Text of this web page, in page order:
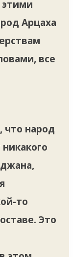
этими
Арцаха
все
что народ
то
Это